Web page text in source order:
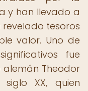
y han llevado a
tesoros
valor. Uno de
fue
Theodor
XX, quien